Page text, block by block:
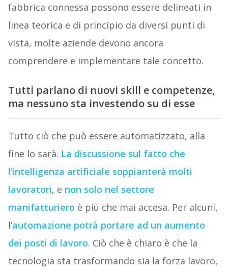
fabbrica connessa possono essere delineati in
linea teorica e di principio da diversi punti di
vista, molte aziende devono ancora
comprendere e implementare tale concetto.
Tutti parlano di nuovi skill e competenze,
ma nessuno sta investendo su di esse
Tutto ciò che può essere automatizzato, alla
fine lo sarà. La discussione sul fatto che
l’intelligenza artificiale soppianterà molti
lavoratori, e non solo nel settore
manifatturiero è più che mai accesa. Per alcuni,
l’automazione potrà portare ad un aumento
dei posti di lavoro. Ciò che è chiaro è che la
tecnologia sta trasformando sia la forza lavoro,